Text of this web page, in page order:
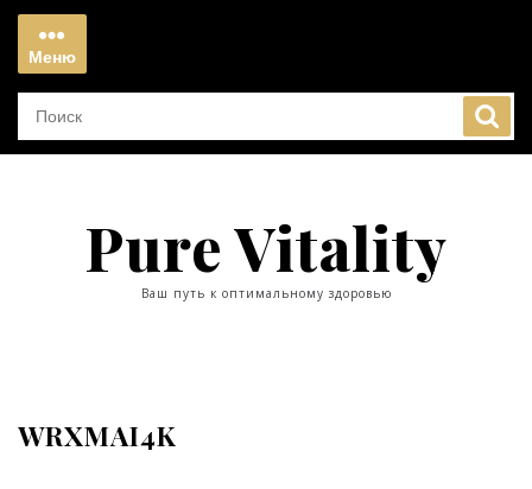
Перейти
содержимому
Меню
Меню
Pure Vitality
Ваш путь к оптимальному здоровью
WRXMAI4K